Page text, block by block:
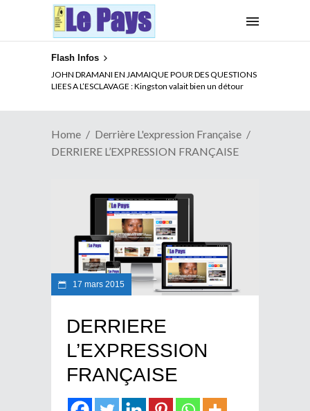
Flash Infos
JOHN DRAMANI EN JAMAIQUE POUR DES QUESTIONS
LIEES A L’ESCLAVAGE : Kingston valait bien un détour
Home
Derrière L'expression Française
DERRIERE L’EXPRESSION FRANÇAISE
17 mars 2015
DERRIERE
L’EXPRESSION
FRANÇAISE